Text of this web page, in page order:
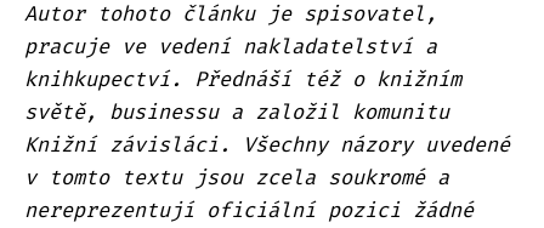
Autor tohoto článku je spisovatel,
pracuje ve vedení nakladatelství a
knihkupectví. Přednáší též o knižním
světě, businessu a založil komunitu
Knižní závisláci. Všechny názory uvedené
v tomto textu jsou zcela soukromé a
nereprezentují oficiální pozici žádné